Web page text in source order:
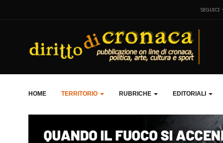
SEGUICI
HOME TERRITORIO RUBRICHE EDITORIALI